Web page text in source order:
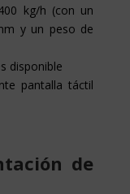
kg/h (con un
y un peso de
disponible
pantalla táctil
de